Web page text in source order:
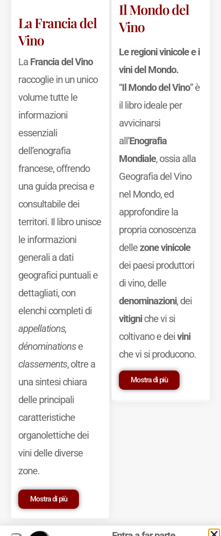
La Francia del
Vino
La Francia del Vino
raccoglie in un unico
volume tutte le
informazioni
essenziali
dell’enografia
francese, offrendo
una guida precisa e
consultabile dei
territori. Il libro unisce
le informazioni
generali a dati
geografici puntuali e
dettagliati, con
elenchi completi di
appellations,
dénominationse
classements, oltre a
una sintesi chiara
delle principali
caratteristiche
organolettiche dei
vini delle diverse
zone.
Mostra di più
Il Mondo del
Vino
Le regioni vinicole e i
vini del Mondo.
“Il Mondo del Vino” è
il libro ideale per
avvicinarsi
all’Enografia
Mondiale, ossia alla
Geografia del Vino
nel Mondo, ed
approfondire la
propria conoscenza
dellezone vinicole
dei paesi produttori
di vino, delle
denominazioni, dei
vitigniche vi si
coltivano e deivini
che vi si producono.
Mostra di più